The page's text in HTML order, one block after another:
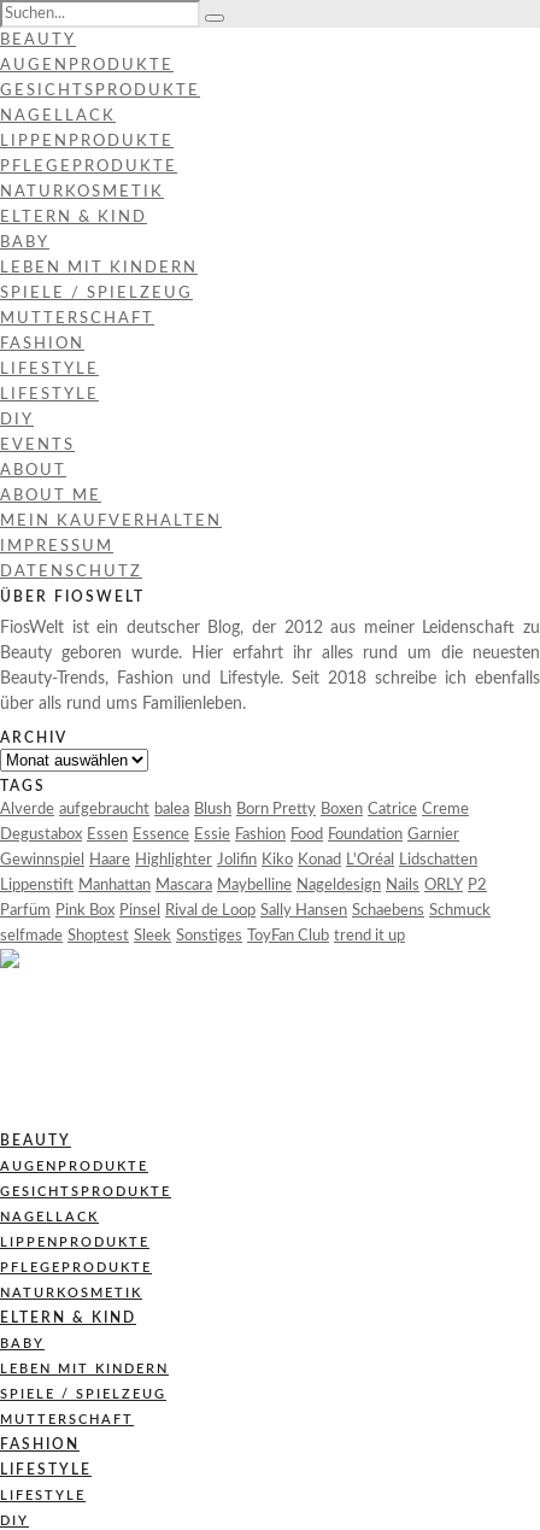
BEAUTY
AUGENPRODUKTE
GESICHTSPRODUKTE
NAGELLACK
LIPPENPRODUKTE
PFLEGEPRODUKTE
NATURKOSMETIK
ELTERN & KIND
BABY
LEBEN MIT KINDERN
SPIELE / SPIELZEUG
MUTTERSCHAFT
FASHION
LIFESTYLE
LIFESTYLE
DIY
EVENTS
ABOUT
ABOUT ME
MEIN KAUFVERHALTEN
IMPRESSUM
DATENSCHUTZ
ÜBER FIOSWELT
FiosWelt ist ein deutscher Blog, der 2012 aus meiner Leidenschaft zu
Beauty geboren wurde. Hier erfahrt ihr alles rund um die neuesten
Beauty-Trends, Fashion und Lifestyle. Seit 2018 schreibe ich ebenfalls
über alls rund ums Familienleben.
ARCHIV
Archiv
TAGS
Alverde aufgebraucht balea Blush Born Pretty Boxen Catrice Creme
Degustabox Essen Essence Essie Fashion Food Foundation Garnier
Gewinnspiel
Haare Highlighter Jolifin Kiko Konad L'Oréal
Lidschatten
Lippenstift Manhattan Mascara Maybelline Nageldesign Nails ORLY P2
Parfüm Pink Box Pinsel Rival de Loop Sally Hansen Schaebens Schmuck
selfmade Shoptest Sleek Sonstiges ToyFan Club trend it up
BEAUTY
AUGENPRODUKTE
GESICHTSPRODUKTE
NAGELLACK
LIPPENPRODUKTE
PFLEGEPRODUKTE
NATURKOSMETIK
ELTERN & KIND
BABY
LEBEN MIT KINDERN
SPIELE / SPIELZEUG
MUTTERSCHAFT
FASHION
LIFESTYLE
LIFESTYLE
DIY